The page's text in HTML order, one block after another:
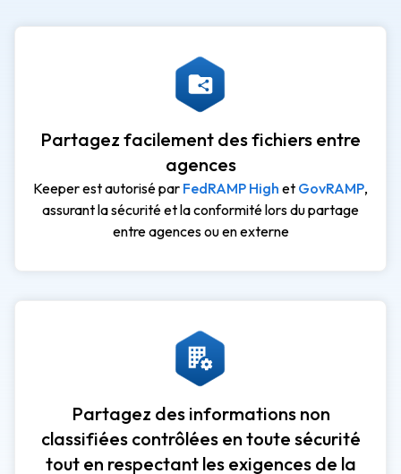
Partagez facilement des fichiers entre
agences
Keeper est autorisé par FedRAMP High et GovRAMP,
assurant la sécurité et la conformité lors du partage
entre agences ou en externe
Partagez des informations non
classifiées contrôlées en toute sécurité
tout en respectant les exigences de la